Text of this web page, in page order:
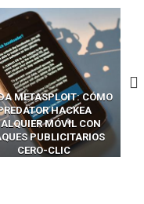
LOS HACKERS
OTPS Y
MÓVILES SIN
— EL INCREÍBLE
DE LOS SIM BOXES”